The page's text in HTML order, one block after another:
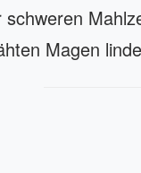
schweren
Magen